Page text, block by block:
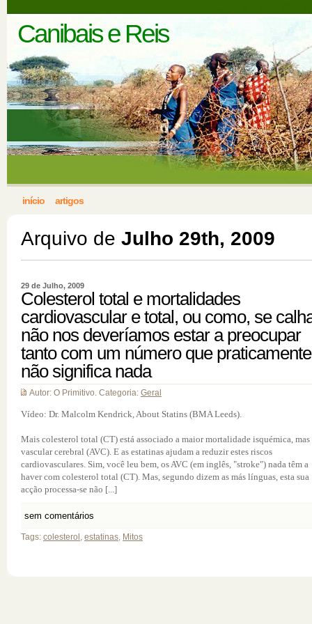
Canibais e Reis
início artigos
Arquivo de Julho 29th, 2009
29 de Julho, 2009
Colesterol total e mortalidades
cardiovascular e total, ou como, se
não nos deveríamos estar a preocupar
tanto com um número que praticamente
não significa nada
Autor: O Primitivo. Categoria: Geral
Vídeo: Dr. Malcolm Kendrick, About Statins (BMA Leeds).
Mais colesterol total (CT) está associado a maior mortalidade isquémica, mas
vascular cerebral (AVC). E as estatinas ajudam a reduzir estes riscos
cardiovasculares. Sim, você leu bem, os AVC (em inglês, "stroke") nada têm a
haver com colesterol total (CT). Mas, segundo dizem as más línguas, esta sua
acção processa-se não [...]
sem comentários
Tags: colesterol , estatinas, Mitos